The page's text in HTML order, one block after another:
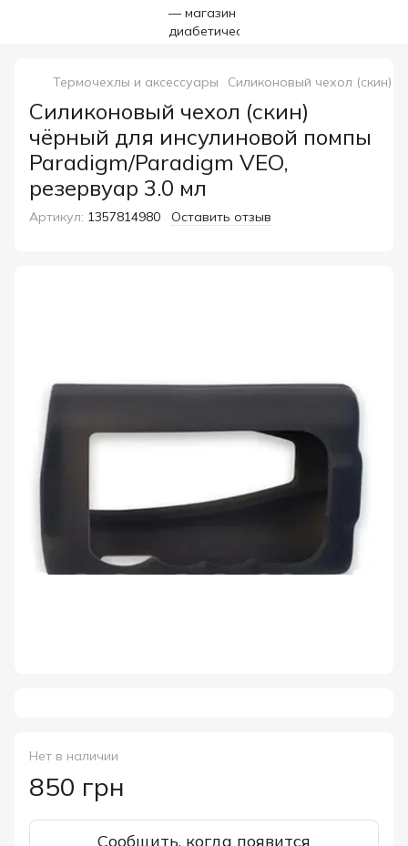
Термочехлы и аксессуары Силиконовый чехол (скин)
Силиконовый чехол (скин)
чёрный для инсулиновой помпы
Paradigm/Paradigm VEO,
резервуар 3.0 мл
Артикул: 1357814980 Оставить отзыв
Нет в наличии
850 грн
Сообщить, когда появится